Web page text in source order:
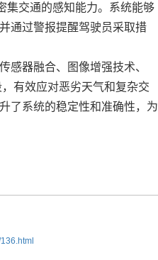
集交通的感知能力。系统能够
通过警报提醒驾驶员采取措
感器融合、图像增强技术、
有效应对恶劣天气和复杂交
了系统的稳定性和准确性，为